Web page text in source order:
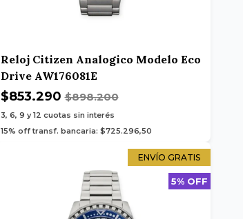
Reloj Citizen Analogico Modelo Eco
Drive AW176081E
$853.290$898.200
3, 6, 9 y 12 cuotas sin interés
15% off transf. bancaria: $725.296,50
ENVÍO GRATIS
5% OFF